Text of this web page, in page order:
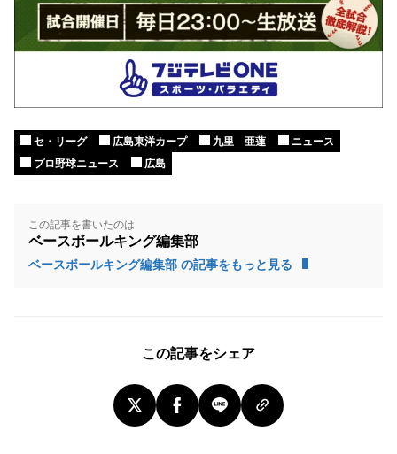
セ・リーグ 広島東洋カープ 九里 亜蓮
ニュース
プロ野球ニュース
広島
この記事を書いたのは
ベースボールキング編集部
ベースボールキング編集部 の記事をもっと見る
この記事をシェア